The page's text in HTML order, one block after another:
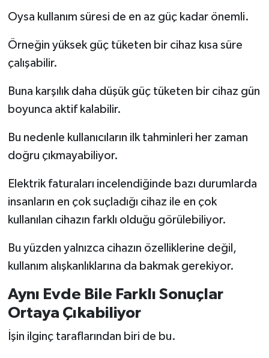
Oysa kullanım süresi de en az güç kadar önemli.
Örneğin yüksek güç tüketen bir cihaz kısa süre
çalışabilir.
Buna karşılık daha düşük güç tüketen bir cihaz gün
boyunca aktif kalabilir.
Bu nedenle kullanıcıların ilk tahminleri her zaman
doğru çıkmayabiliyor.
Elektrik faturaları incelendiğinde bazı durumlarda
insanların en çok suçladığı cihaz ile en çok
kullanılan cihazın farklı olduğu görülebiliyor.
Bu yüzden yalnızca cihazın özelliklerine değil,
kullanım alışkanlıklarına da bakmak gerekiyor.
Aynı Evde Bile Farklı Sonuçlar
Ortaya Çıkabiliyor
İşin ilginç taraflarından biri de bu.